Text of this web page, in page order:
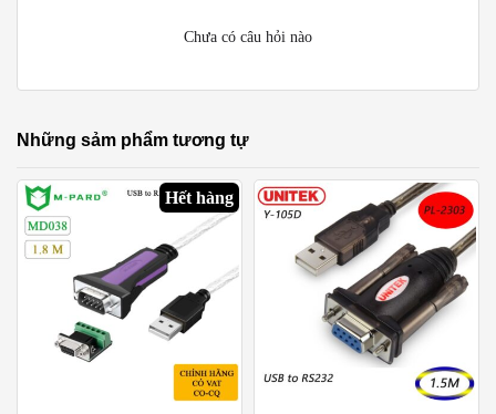
Chưa có câu hỏi nào
Những sảm phẩm tương tự
Hết hàng